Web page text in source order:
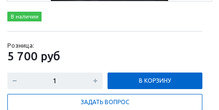
В наличии
Розница:
5 700 руб
В КОРЗИНУ
ЗАДАТЬ ВОПРОС